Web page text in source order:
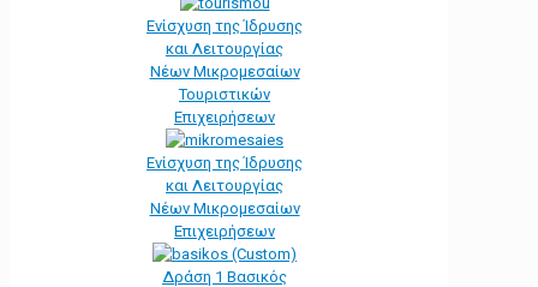
Ενίσχυση της Ίδρυσης
και Λειτουργίας
Νέων Μικρομεσαίων
Τουριστικών
Επιχειρήσεων
Ενίσχυση της Ίδρυσης
και Λειτουργίας
Νέων Μικρομεσαίων
Επιχειρήσεων
Δράση 1 Βασικός